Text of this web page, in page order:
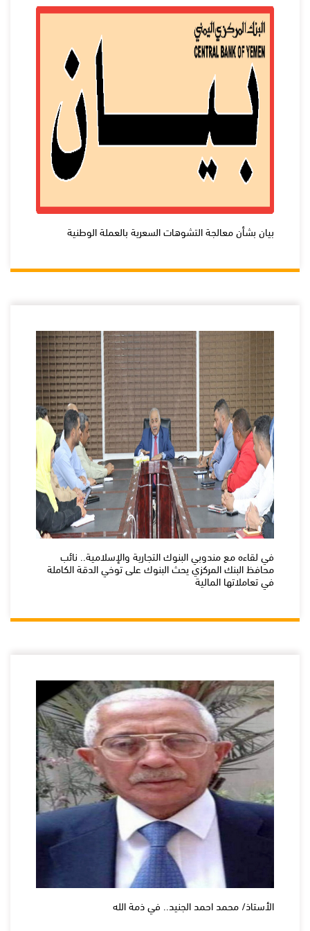
بيان بشأن معالجة التشوهات السعرية بالعملة الوطنية
في لقاءه مع مندوبي البنوك التجارية والإسلامية.. نائب
محافظ البنك المركزي يحث البنوك على توخي الدقة الكاملة
في تعاملاتها المالية
الأستاذ/ محمد احمد الجنيد.. في ذمة الله